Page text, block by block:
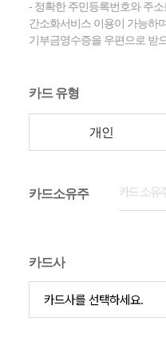
- 정확한 주민등록번호와 주
간소화서비스 이용이 가능하
기부금영수증을 우편으로 받
카드 유형
개인
카드소유주
카드사